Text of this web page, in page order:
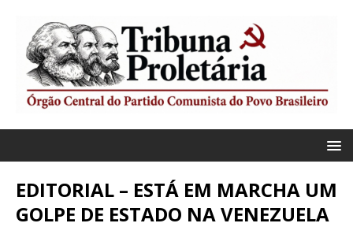
EDITORIAL – ESTÁ EM MARCHA UM
GOLPE DE ESTADO NA VENEZUELA